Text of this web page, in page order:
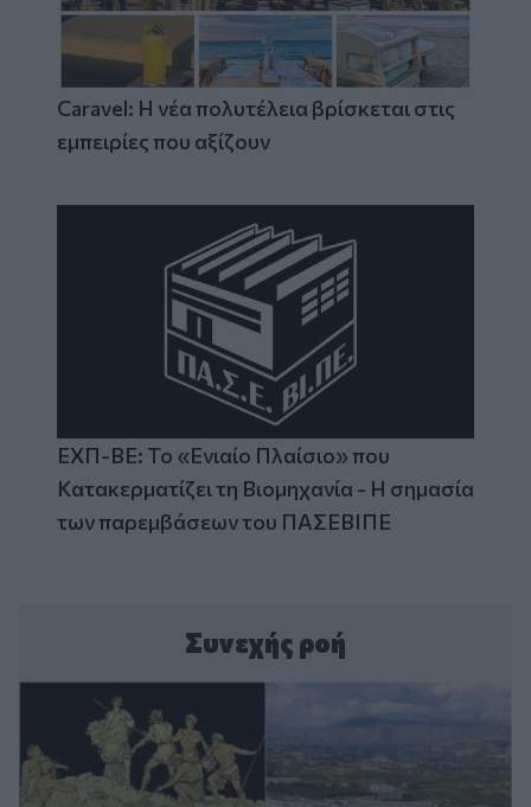
Caravel: Η νέα πολυτέλεια βρίσκεται στις
εμπειρίες που αξίζουν
ΕΧΠ-ΒΕ: Το «Ενιαίο Πλαίσιο» που
Κατακερματίζει τη Βιομηχανία - Η σημασία
των παρεμβάσεων του ΠΑΣΕΒΙΠΕ
Συνεχής ροή